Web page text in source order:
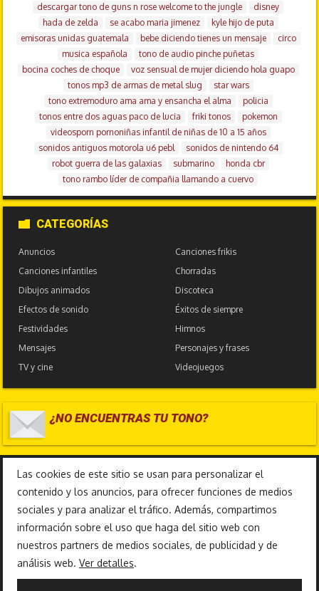
descargar tono de guns n rose welcome to the jungle
disney
hada de zelda
se acabo maria jimenez
kyle hijo de puta
emisoras unidas guatemala
bebe diciendo tienes un mensaje
circo
musica española
tono de audio pinche puñetas
bocina coches de choque
voz sensual de mujer diciendo hola guapo
tonos mp3 de armas de metal slug
star wars
tono extremoduro ama ama y ensancha el alma
policia
tonos entre dos aguas paco de lucia
friki tonos
pokemon
videosporn pornoniñas infantil de niñas de 10 a 15 años
sonidos antiguos motorola u6 pebl
sonidos de nintendo 64
robot guerra de las galaxias
submarino
honda cbr
tono rambo líder de compañia llamando a cuervo
CATEGORÍAS
Anuncios
Canciones frikis
Canciones infantiles
Chorradas
Dibujos animados
Discoteca
Efectos de sonido
Éxitos de siempre
Festividades
Himnos
Mensajes
Personajes y frases
TV y cine
Videojuegos
¿NO ENCUENTRAS TU TONO?
Copyright 2010-2026 © TonosFrikis |
Las cookies de este sitio se usan para personalizar el
contenido y los anuncios, para ofrecer funciones de medios
sociales y para analizar el tráfico. Además, compartimos
información sobre el uso que haga del sitio web con
nuestros partners de medios sociales, de publicidad y de
análisis web. Ver detalles.